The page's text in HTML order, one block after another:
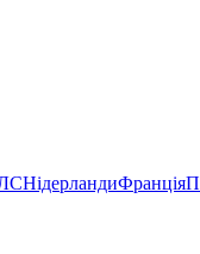
НідерландиФранція